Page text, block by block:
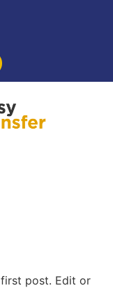
post. Edit or